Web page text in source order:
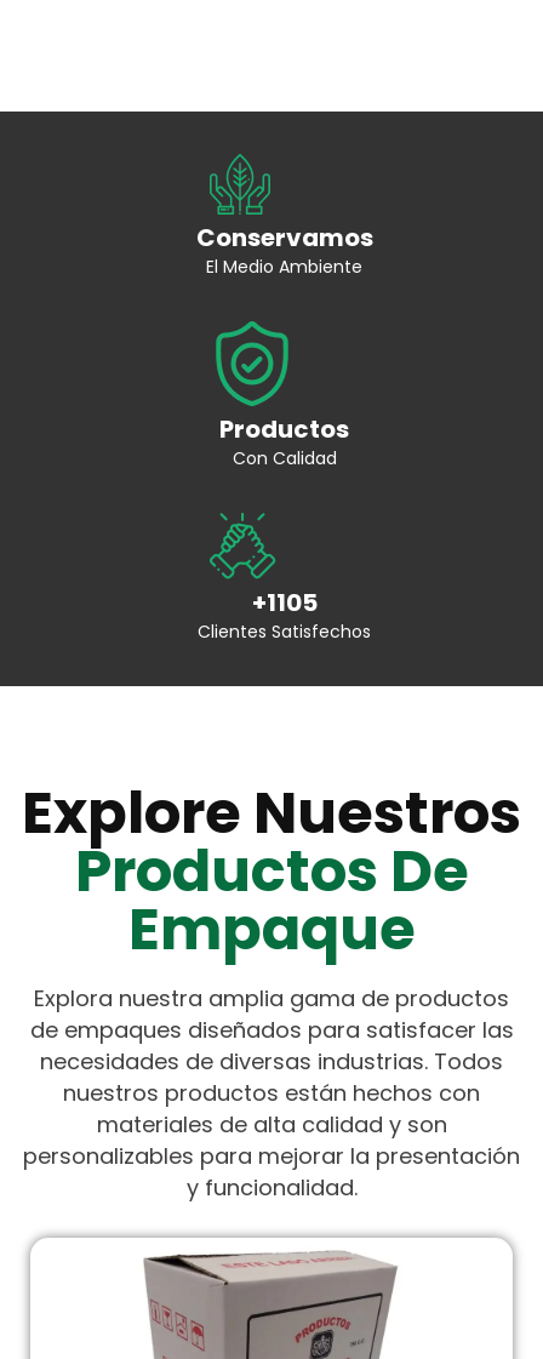
Conservamos
El Medio Ambiente
Productos
Con Calidad
+1105
Clientes Satisfechos
Explore Nuestros
Productos De
Empaque
Explora nuestra amplia gama de productos
de empaques diseñados para satisfacer las
necesidades de diversas industrias. Todos
nuestros productos están hechos con
materiales de alta calidad y son
personalizables para mejorar la presentación
y funcionalidad.